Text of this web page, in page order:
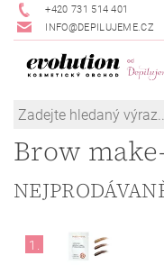
+420 731 514 401
INFO@DEPILUJEME.CZ
Brow
1.